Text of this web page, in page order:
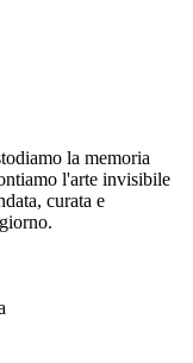
la memoria
l'arte invisibile
curata e